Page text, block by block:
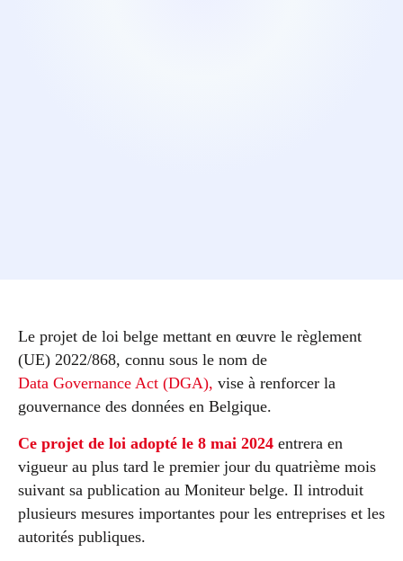
Le projet de loi belge mettant en œuvre le règlement
(UE) 2022/868, connu sous le nom de
Data Governance Act (DGA), vise à renforcer la
gouvernance des données en Belgique.
Ce projet de loi adopté le 8 mai 2024 entrera en
vigueur au plus tard le premier jour du quatrième mois
suivant sa publication au Moniteur belge. Il introduit
plusieurs mesures importantes pour les entreprises et les
autorités publiques​​.